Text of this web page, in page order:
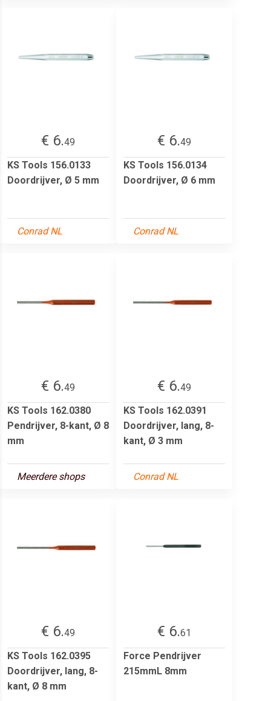
€ 6.49
KS Tools 156.0133
Doordrijver, Ø 5 mm
Conrad NL
€ 6.49
KS Tools 156.0134
Doordrijver, Ø 6 mm
Conrad NL
€ 6.49
KS Tools 162.0380
Pendrijver, 8-kant, Ø 8
mm
Meerdere shops
€ 6.49
KS Tools 162.0391
Doordrijver, lang, 8-
kant, Ø 3 mm
Conrad NL
€ 6.49
KS Tools 162.0395
Doordrijver, lang, 8-
kant, Ø 8 mm
€ 6.61
Force Pendrijver
215mmL 8mm